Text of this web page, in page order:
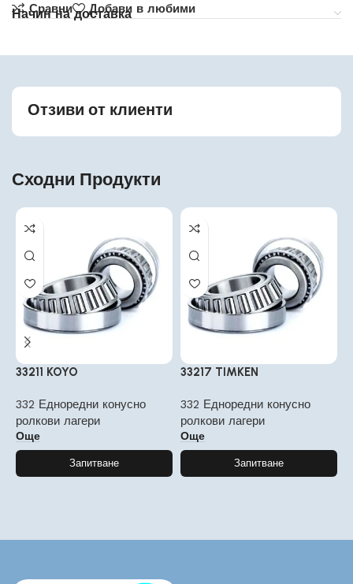
Сравни
Добави в любими
Начин на доставка
Отзиви от клиенти
Сходни Продукти
33211 KOYO
332 Едноредни конусно
ролкови лагери
Още
Запитване
33217 TIMKEN
332 Едноредни конусно
ролкови лагери
Още
Запитване